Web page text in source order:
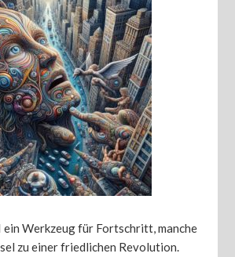
ein Werkzeug für Fortschritt, manche
zu einer friedlichen Revolution.